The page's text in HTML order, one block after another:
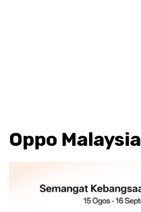
Oppo Malaysia